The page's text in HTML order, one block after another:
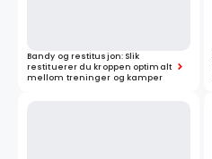
Bandy og restitusjon: Slik
restituerer du kroppen optimalt
mellom treninger og kamper